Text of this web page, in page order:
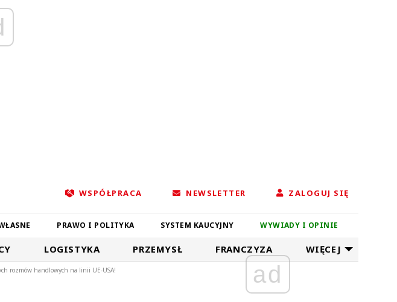
WSPÓŁPRACA NEWSLETTER ZALOGUJ SIĘ
PRAWO I POLITYKA SYSTEM KAUCYJNY WYWIADY I OPINIE
LOGISTYKA PRZEMYSŁ FRANCZYZA WIĘCEJ
rozmów handlowych na linii UE-USA! ad